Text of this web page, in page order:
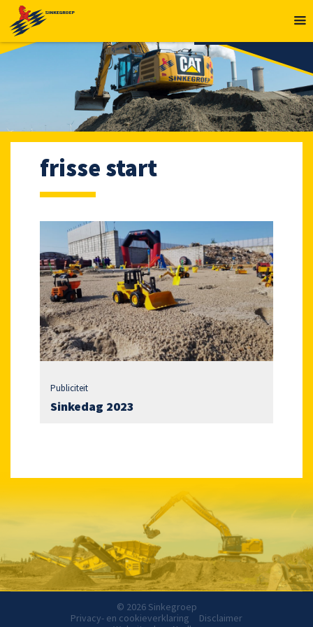
frisse start
Publiciteit
Sinkedag 2023
© 2026 Sinkegroep
Privacy- en cookieverklaring
Disclaimer